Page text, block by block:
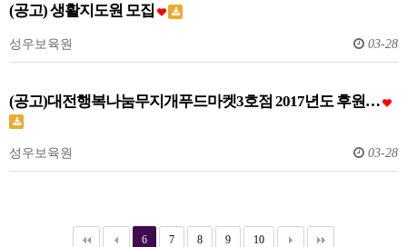
(공고) 생활지도원 모집
성우보육원 03-28
(공고)대전행복나눔무지개푸드마켓3호점 2017년도 후원…
성우보육원 03-28
6 7 8 9 10